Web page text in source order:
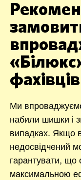
фахівців
Ми
набили шишки і
випадках. Якщо
недосвідчений
гарантувати, що
максимальною